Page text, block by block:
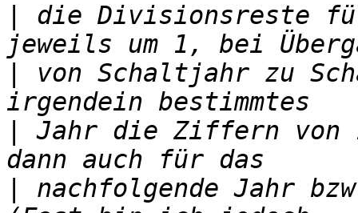
die Divisionsreste
von Schaltjahr zu
Jahr die Ziffern von
nachfolgende Jahr